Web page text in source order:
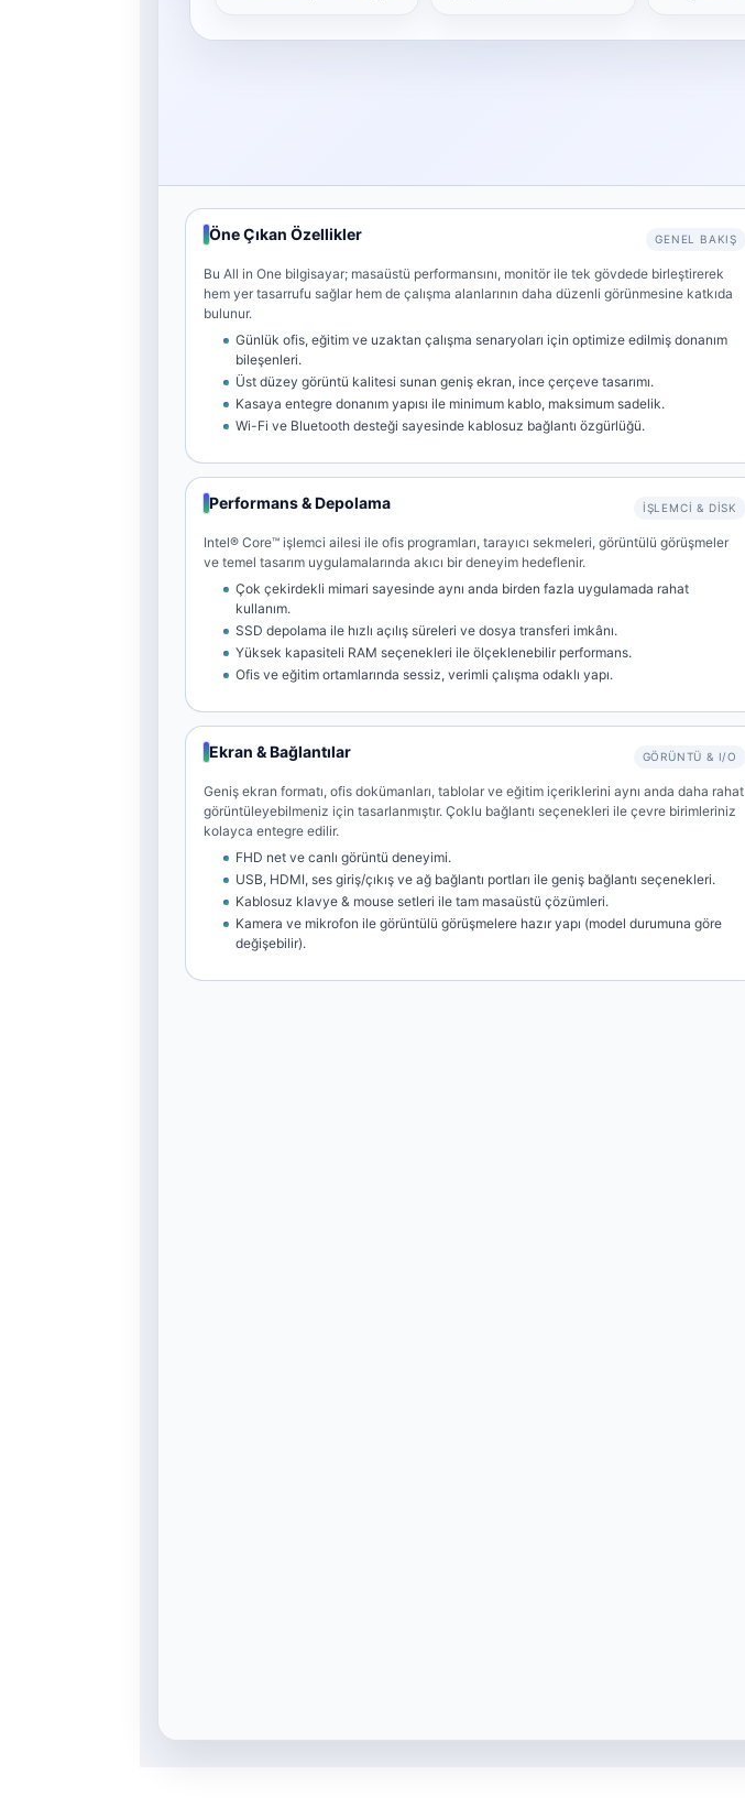
Öne Çıkan Özellikler GENEL BAKIŞ
Bu All in One bilgisayar; masaüstü performansını, monitör ile tek gövdede birleştirerek
hem yer tasarrufu sağlar hem de çalışma alanlarının daha düzenli görünmesine katkıda
bulunur.
Günlük ofis, eğitim ve uzaktan çalışma senaryoları için optimize edilmiş donanım
bileşenleri.
Üst düzey görüntü kalitesi sunan geniş ekran, ince çerçeve tasarımı.
Kasaya entegre donanım yapısı ile minimum kablo, maksimum sadelik.
Wi-Fi ve Bluetooth desteği sayesinde kablosuz bağlantı özgürlüğü.
Performans & Depolama İŞLEMCI & DISK
Intel® Core™ işlemci ailesi ile ofis programları, tarayıcı sekmeleri, görüntülü görüşmeler
ve temel tasarım uygulamalarında akıcı bir deneyim hedeflenir.
Çok çekirdekli mimari sayesinde aynı anda birden fazla uygulamada rahat
kullanım.
SSD depolama ile hızlı açılış süreleri ve dosya transferi imkânı.
Yüksek kapasiteli RAM seçenekleri ile ölçeklenebilir performans.
Ofis ve eğitim ortamlarında sessiz, verimli çalışma odaklı yapı.
Ekran & Bağlantılar GÖRÜNTÜ & I/O
Geniş ekran formatı, ofis dokümanları, tablolar ve eğitim içeriklerini aynı anda daha rahat
görüntüleyebilmeniz için tasarlanmıştır. Çoklu bağlantı seçenekleri ile çevre birimleriniz
kolayca entegre edilir.
FHD net ve canlı görüntü deneyimi.
USB, HDMI, ses giriş/çıkış ve ağ bağlantı portları ile geniş bağlantı seçenekleri.
Kablosuz klavye & mouse setleri ile tam masaüstü çözümleri.
Kamera ve mikrofon ile görüntülü görüşmelere hazır yapı (model durumuna göre
değişebilir).